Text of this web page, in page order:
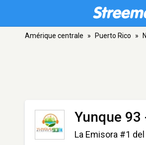
Amérique centrale » Puerto Rico »
Yunque 93
La Emisora #1